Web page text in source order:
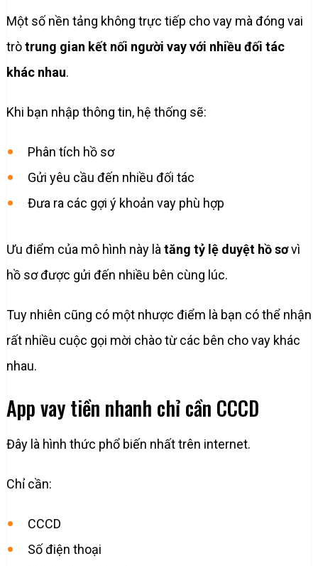
Một số nền tảng không trực tiếp cho vay mà đóng vai
tròtrung gian kết nối người vay với nhiều đối tác
khác nhau.
Khi bạn nhập thông tin, hệ thống sẽ:
Phân tích hồ sơ
Gửi yêu cầu đến nhiều đối tác
Đưa ra các gợi ý khoản vay phù hợp
Ưu điểm của mô hình này là tăng tỷ lệ duyệt hồ sơvì
hồ sơ được gửi đến nhiều bên cùng lúc.
Tuy nhiên cũng có một nhược điểm là bạn có thể nhận
rất nhiều cuộc gọi mời chào từ các bên cho vay khác
nhau.
App vay tiền nhanh chỉ cần CCCD
Đây là hình thức phổ biến nhất trên internet.
Chỉ cần:
CCCD
Số điện thoại